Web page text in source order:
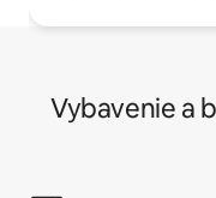
Vybavenie a